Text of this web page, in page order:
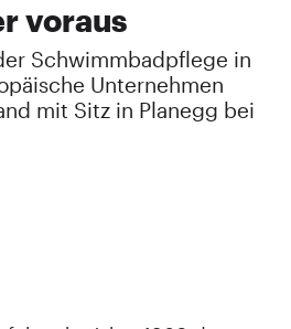
voraus
Schwimmbadpflege in
Unternehmen
mit Sitz in Planegg bei